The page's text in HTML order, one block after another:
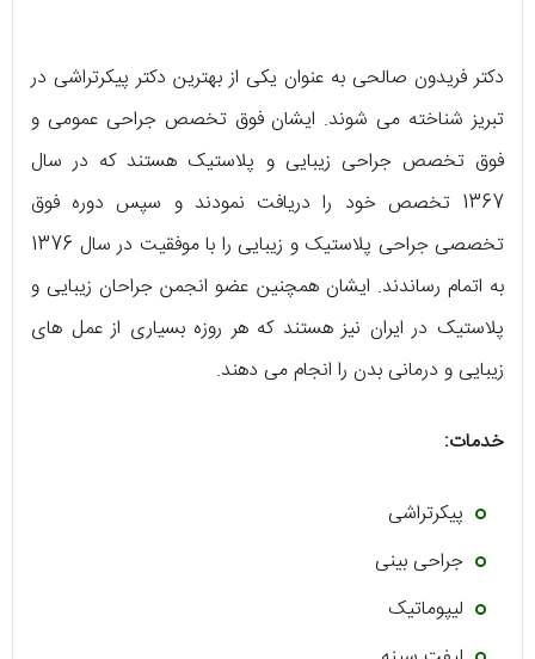
دکتر فریدون صالحی به عنوان یکی از بهترین دکتر پیکرتراشی در
تبریز شناخته می شوند. ایشان فوق تخصص جراحی عمومی و
فوق تخصص جراحی زیبایی و پلاستیک هستند که در سال
1367 تخصص خود را دریافت نمودند و سپس دوره فوق
تخصصی جراحی پلاستیک و زیبایی را با موفقیت در سال 1376
به اتمام رساندند. ایشان همچنین عضو انجمن جراحان زیبایی و
پلاستیک در ایران نیز هستند که هر روزه بسیاری از عمل های
زیبایی و درمانی بدن را انجام می دهند.
خدمات:
پیکرتراشی
جراحی بینی
لیپوماتیک